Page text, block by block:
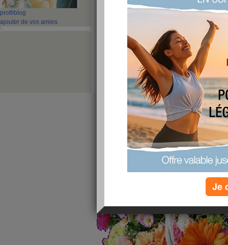
profil blog
ajouter de vos amies
Suiv. ›
bon week end
publié le 22/02/2013 à 17:48
bonsoir les filles
je vs souhaite un très bon week end reposez
vide la vie est courte il faut bien en profiter.
bon courage
Je